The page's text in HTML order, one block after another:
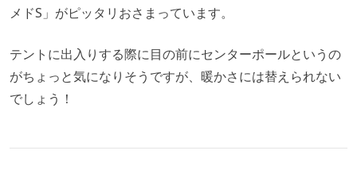
メドS」がピッタリおさまっています。
テントに出入りする際に目の前にセンターポールというの
がちょっと気になりそうですが、暖かさには替えられない
でしょう！